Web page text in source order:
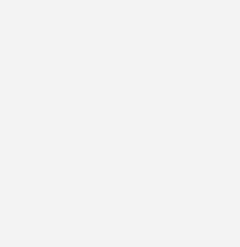
und Bögen, T-Stücke,
so verbaut wird in einem
unterstellt, dass sie
einen Druckverlust darstellen.
auch, ist die
für den Druckverlust eines
ein Bauteil mit relativ
funktional gleiches Bauteil
gilt dies für einen Winkel